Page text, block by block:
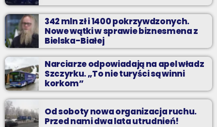
342 mln zł i 1400 pokrzywdzonych.
Nowe wątki w sprawie biznesmena z
Bielska-Białej
Narciarze odpowiadają na apel władz
Szczyrku. „To nie turyści są winni
korkom”
Od soboty nowa organizacja ruchu.
Przed nami dwa lata utrudnień!